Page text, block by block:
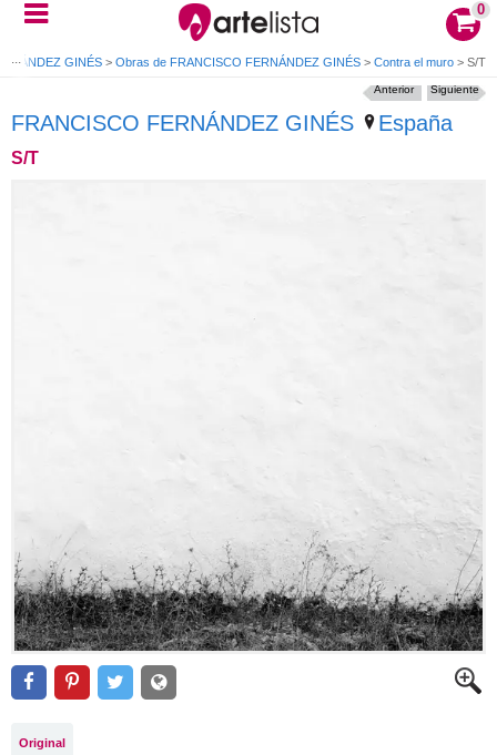
0
GINÉS > Obras de FRANCISCO FERNÁNDEZ GINÉS > Contra el muro > S/T
FRANCISCO FERNÁNDEZ GINÉS España
S/T
Siguiente
Anterior
Original